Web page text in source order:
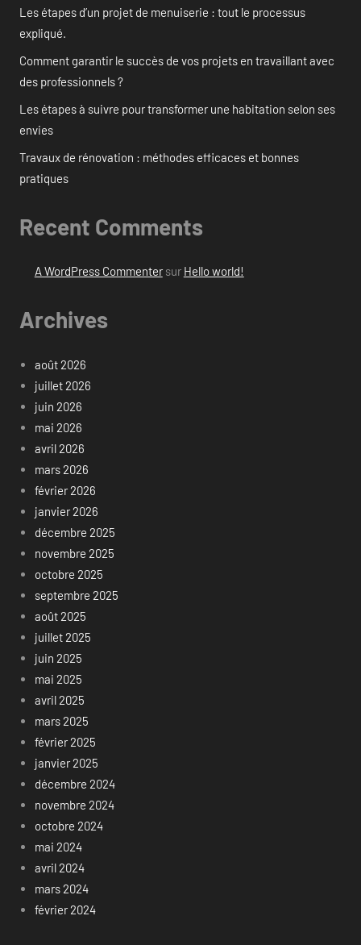
Les étapes d’un projet de menuiserie : tout le processus
expliqué.
Comment garantir le succès de vos projets en travaillant avec
des professionnels ?
Les étapes à suivre pour transformer une habitation selon ses
envies
Travaux de rénovation : méthodes efficaces et bonnes
pratiques
Recent Comments
A WordPress Commentersur Hello world!
Archives
août 2026
juillet 2026
juin 2026
mai 2026
avril 2026
mars 2026
février 2026
janvier 2026
décembre 2025
novembre 2025
octobre 2025
septembre 2025
août 2025
juillet 2025
juin 2025
mai 2025
avril 2025
mars 2025
février 2025
janvier 2025
décembre 2024
novembre 2024
octobre 2024
mai 2024
avril 2024
mars 2024
février 2024